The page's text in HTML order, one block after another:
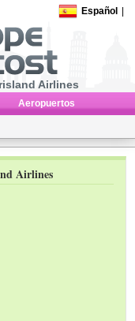
Español
Airlines
Aeropuertos
Airlines